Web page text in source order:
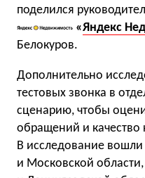
поделился
«Яндекс
Белокуров.
Дополнительно
тестовых звонка в
сценарию, чтобы
обращений и качество
В исследование
и Московской области,